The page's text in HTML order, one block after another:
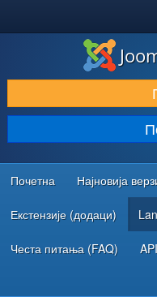
ПРЕУЗИМАЊЕ И
ОТКРИЈТЕ И НАУЧИТЕ
ЗАЈЕДНИЦА И ПОДРШКА
РЕСУРСИ ЗА РАЗВОЈ
Почетна Најновија
Екстензије (додаци)
Честа питања (FAQ)